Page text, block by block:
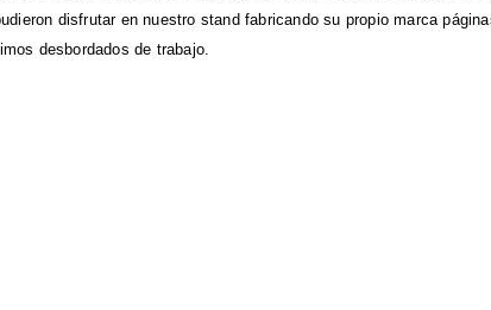
disfrutar en nuestro stand fabricando su propio marca
desbordados de trabajo.